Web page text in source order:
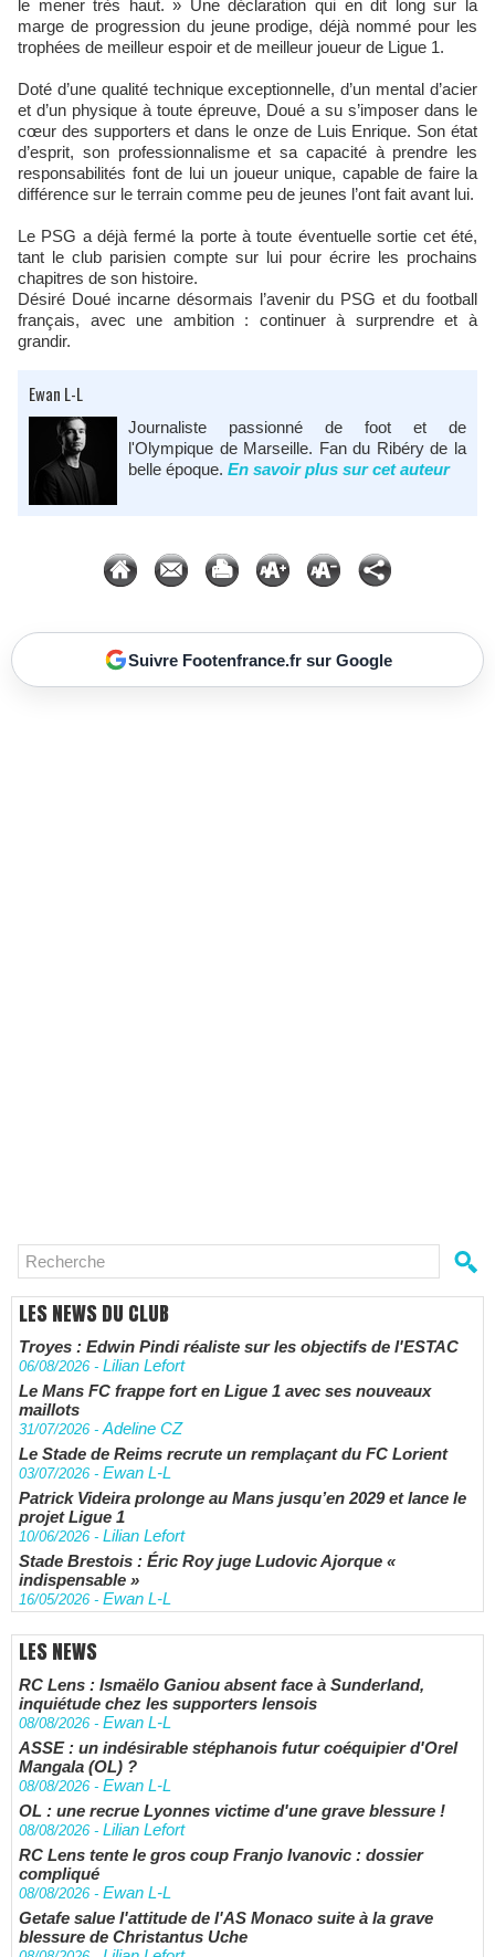
le mener très haut. » Une déclaration qui en dit long sur la
marge de progression du jeune prodige, déjà nommé pour les
trophées de meilleur espoir et de meilleur joueur de Ligue 1.
Doté d’une qualité technique exceptionnelle, d’un mental d’acier
et d’un physique à toute épreuve, Doué a su s’imposer dans le
cœur des supporters et dans le onze de Luis Enrique. Son état
d’esprit, son professionnalisme et sa capacité à prendre les
responsabilités font de lui un joueur unique, capable de faire la
différence sur le terrain comme peu de jeunes l’ont fait avant lui.
Le PSG a déjà fermé la porte à toute éventuelle sortie cet été,
tant le club parisien compte sur lui pour écrire les prochains
chapitres de son histoire.
Désiré Doué incarne désormais l’avenir du PSG et du football
français, avec une ambition : continuer à surprendre et à
grandir.
Ewan L-L
Journaliste passionné de foot et de
l'Olympique de Marseille. Fan du Ribéry de la
belle époque. En savoir plus sur cet auteur
Suivre Footenfrance.fr sur Google
LES NEWS DU CLUB
Troyes : Edwin Pindi réaliste sur les objectifs de l'ESTAC
06/08/2026 - Lilian Lefort
Le Mans FC frappe fort en Ligue 1 avec ses nouveaux
maillots
31/07/2026 -Adeline CZ
Le Stade de Reims recrute un remplaçant du FC Lorient
03/07/2026 - Ewan L-L
Patrick Videira prolonge au Mans jusqu’en 2029 et lance le
projet Ligue 1
10/06/2026 - Lilian Lefort
Stade Brestois : Éric Roy juge Ludovic Ajorque «
indispensable »
16/05/2026 - Ewan L-L
LES NEWS
RC Lens : Ismaëlo Ganiou absent face à Sunderland,
inquiétude chez les supporters lensois
08/08/2026 - Ewan L-L
ASSE : un indésirable stéphanois futur coéquipier d'Orel
Mangala (OL) ?
08/08/2026 - Ewan L-L
OL : une recrue Lyonnes victime d'une grave blessure !
08/08/2026 - Lilian Lefort
RC Lens tente le gros coup Franjo Ivanovic : dossier
compliqué
08/08/2026 - Ewan L-L
Getafe salue l'attitude de l'AS Monaco suite à la grave
blessure de Christantus Uche